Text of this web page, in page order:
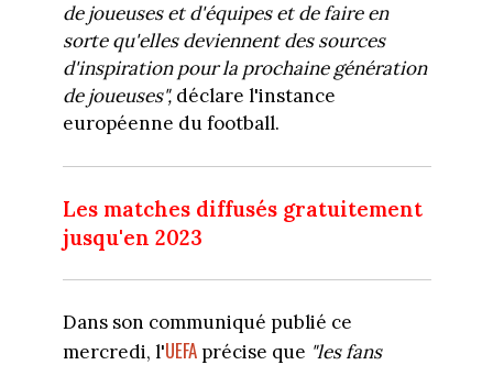
de joueuses et d'équipes et de faire en
sorte qu'elles deviennent des sources
d'inspiration pour la prochaine génération
de joueuses", déclare l'instance
européenne du football.
Les matches diffusés gratuitement
jusqu'en 2023
Dans son communiqué publié ce
mercredi, l'UEFAprécise que "les fans